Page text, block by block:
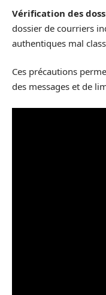
Vérification des
dossier de courriers
authentiques mal
Ces précautions
des messages et de